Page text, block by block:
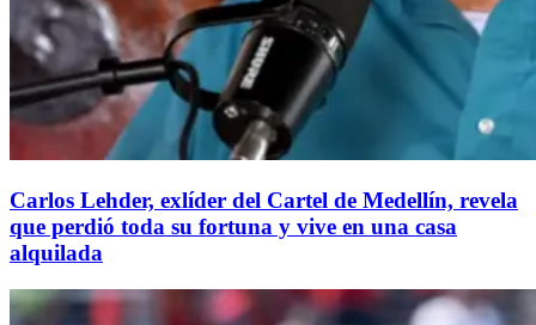
Carlos Lehder, exlíder del Cartel de Medellín, revela
que perdió toda su fortuna y vive en una casa
alquilada